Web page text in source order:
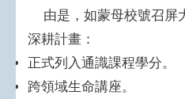
由是，如蒙母校號召屏
深耕計畫：
正式列入通識課程學分。
跨領域生命講座。